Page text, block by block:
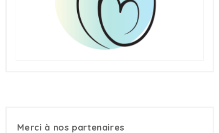
Merci à nos partenaires